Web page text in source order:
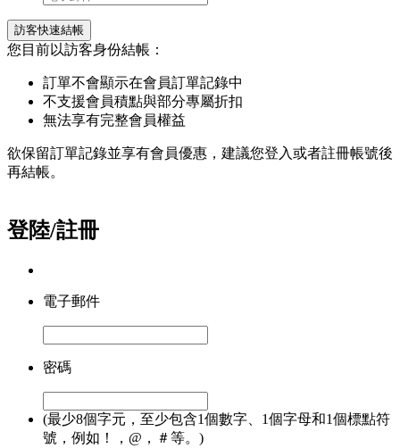
訪客快速結帳
您目前以訪客身份結帳：
訂單不會顯示在會員訂單記錄中
不支援會員積點與部分專屬折扣
無法享有完整會員權益
欲保留訂單記錄並享有會員優惠，建議您登入或者註冊帳號後
再結帳。
登陸/註冊
電子郵件
密碼
(最少8個字元，至少包含1個數字、1個字母和1個標點符
號，例如！，@，＃等。)